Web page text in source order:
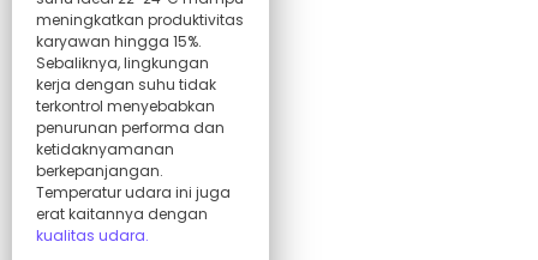
meningkatkan produktivitas
karyawan hingga 15%.
Sebaliknya, lingkungan
kerja dengan suhu tidak
terkontrol menyebabkan
penurunan performa dan
ketidaknyamanan
berkepanjangan.
Temperatur udara ini juga
erat kaitannya dengan
kualitas udara.